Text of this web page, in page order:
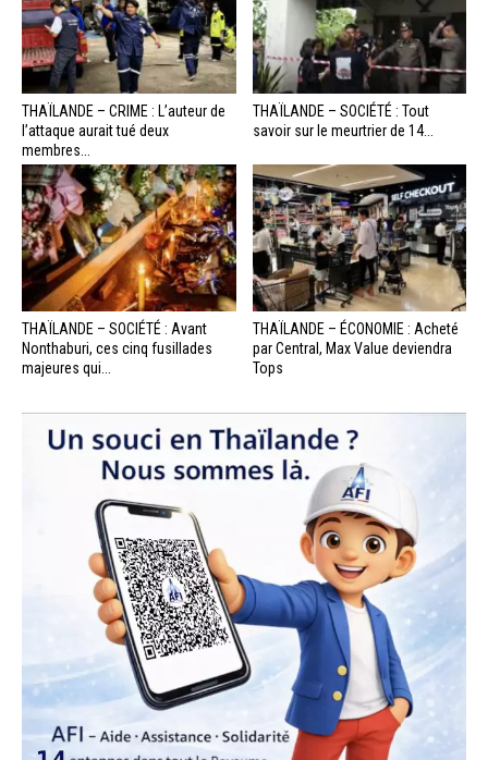
THAÏLANDE – CRIME : L’auteur de
l’attaque aurait tué deux
membres...
THAÏLANDE – SOCIÉTÉ : Tout
savoir sur le meurtrier de 14...
THAÏLANDE – SOCIÉTÉ : Avant
Nonthaburi, ces cinq fusillades
majeures qui...
THAÏLANDE – ÉCONOMIE : Acheté
par Central, Max Value deviendra
Tops